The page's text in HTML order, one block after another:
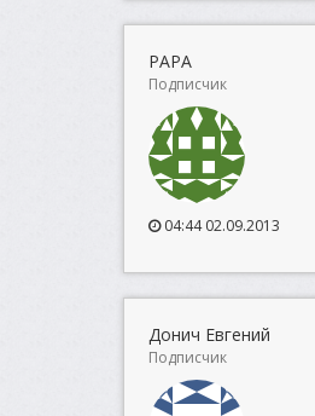
PAPA
Подписчик
04:44 02.09.2013
Донич Евгений
Подписчик